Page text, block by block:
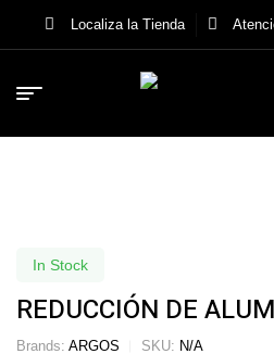
Localiza la Tienda
In Stock
REDUCCIÓN DE
Brands: ARGOS SKU: N/A